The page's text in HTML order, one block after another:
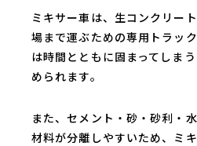
ミキサー車は、生コンクリー
場まで運ぶための専用トラッ
は時間とともに固まってしま
められます。
また、セメント・砂・砂利・
材料が分離しやすいため、ミ